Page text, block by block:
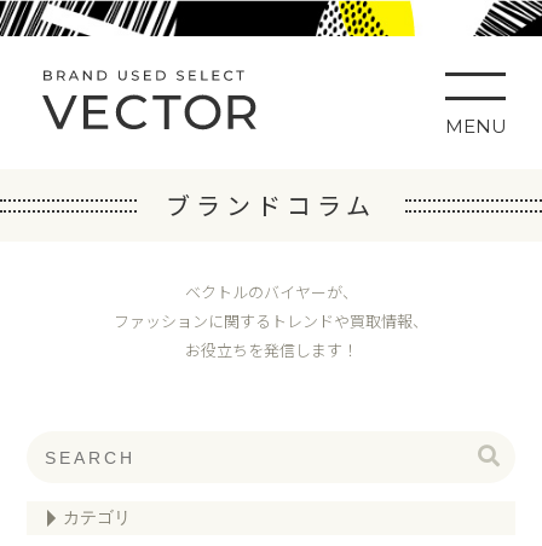
MENU
ブランドコラム
ベクトルのバイヤーが、
ファッションに関するトレンドや買取情報、
お役立ちを発信します！
カテゴリ